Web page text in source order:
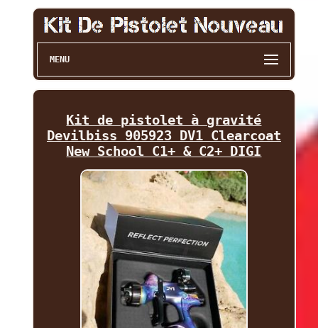
MENU
Kit de pistolet à gravité
Devilbiss 905923 DV1 Clearcoat
New School C1+ & C2+ DIGI